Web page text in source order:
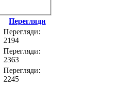
Перегляди
Перегляди:
2194
Перегляди:
2363
Перегляди:
2245